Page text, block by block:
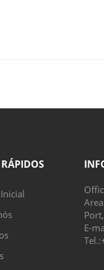
E-
Tel.: